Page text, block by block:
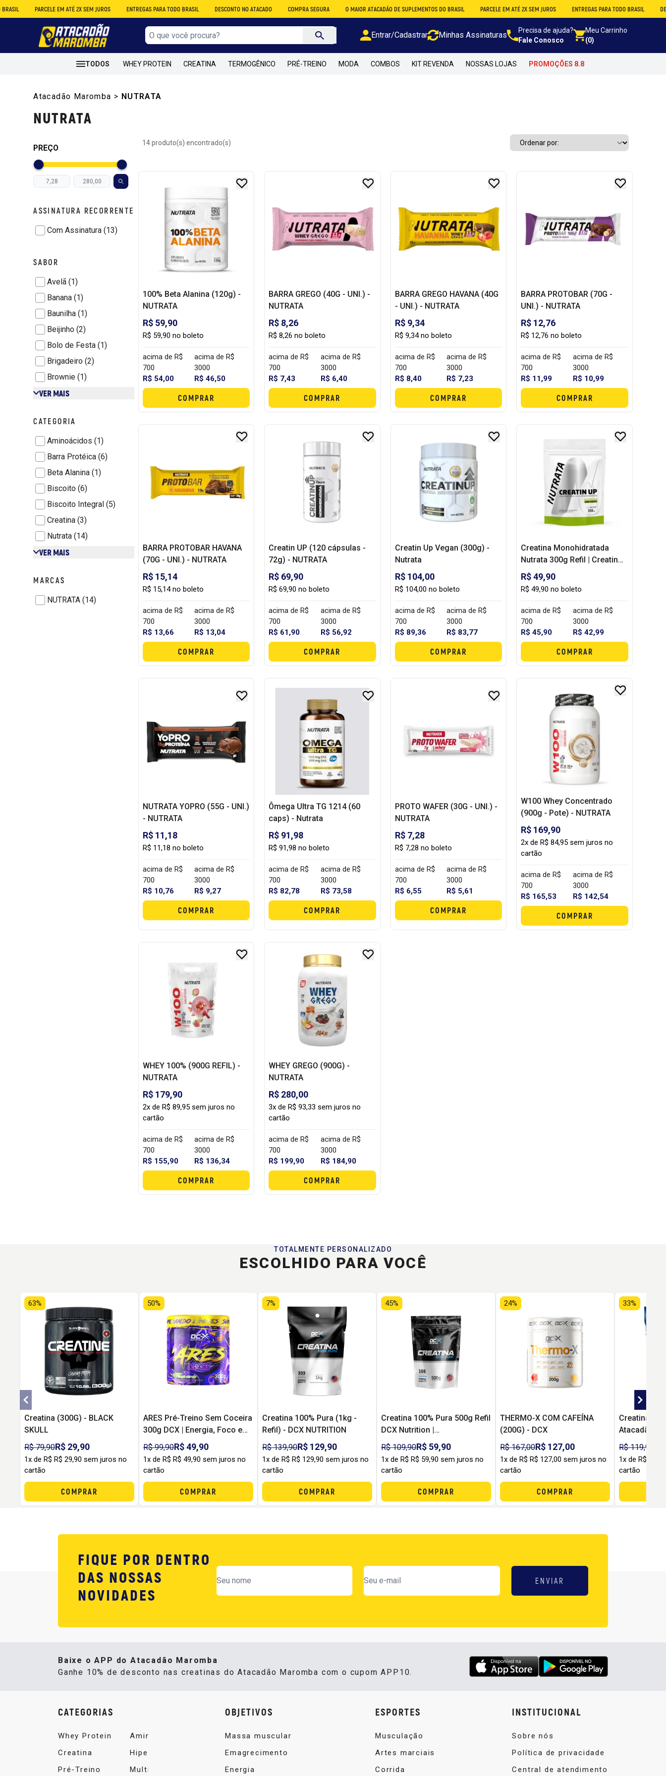
PARCELE EM ATÉ 2X SEM JUROS ENTREGAS PARA TODO BRASIL DESCONTO NO ATACADO COMPRA SEGURA O MAIOR ATACADÃO DE SUPLEMENTOS DO BRASIL PARCELE EM ATÉ 2X SEM JUROS ENTREGAS PARA TODO BRASIL DESCONTO
Entrar/Cadastrar Minhas Assinaturas
Precisa de ajuda?
Fale Conosco
Meu Carrinho
(0)
TODOS WHEY PROTEIN CREATINA TERMOGÊNICO PRÉ-TREINO MODA COMBOS KIT REVENDA NOSSAS LOJAS PROMOÇÕES 8.8
Atacadão Maromba > NUTRATA
NUTRATA
PREÇO
ASSINATURA RECORRENTE
Com Assinatura (13)
SABOR
Avelã (1)
Banana (1)
Baunilha (1)
Beijinho (2)
Bolo de Festa (1)
Brigadeiro (2)
Brownie (1)
VER MAIS
CATEGORIA
Aminoácidos (1)
Barra Protéica (6)
Beta Alanina (1)
Biscoito (6)
Biscoito Integral (5)
Creatina (3)
Nutrata (14)
VER MAIS
MARCAS
NUTRATA (14)
14 produto(s) encontrado(s)
100% Beta Alanina (120g) -
NUTRATA
R$ 59,90
R$ 59,90 no boleto
acima de R$
700
R$ 54,00
acima de R$
3000
R$ 46,50
COMPRAR
BARRA GREGO (40G - UNI.) -
NUTRATA
R$ 8,26
R$ 8,26 no boleto
acima de R$
700
R$ 7,43
acima de R$
3000
R$ 6,40
COMPRAR
BARRA GREGO HAVANA (40G
- UNI.) - NUTRATA
R$ 9,34
R$ 9,34 no boleto
acima de R$
700
R$ 8,40
acima de R$
3000
R$ 7,23
COMPRAR
BARRA PROTOBAR (70G -
UNI.) - NUTRATA
R$ 12,76
R$ 12,76 no boleto
acima de R$
700
R$ 11,99
acima de R$
3000
R$ 10,99
COMPRAR
BARRA PROTOBAR HAVANA
(70G - UNI.) - NUTRATA
R$ 15,14
R$ 15,14 no boleto
acima de R$
700
R$ 13,66
acima de R$
3000
R$ 13,04
COMPRAR
Creatin UP (120 cápsulas -
72g) - NUTRATA
R$ 69,90
R$ 69,90 no boleto
acima de R$
700
R$ 61,90
acima de R$
3000
R$ 56,92
COMPRAR
Creatin Up Vegan (300g) -
Nutrata
R$ 104,00
R$ 104,00 no boleto
acima de R$
700
R$ 89,36
acima de R$
3000
R$ 83,77
COMPRAR
Creatina Monohidratada
Nutrata 300g Refil | Creatin
UP para Rotina de Treino
R$ 49,90
R$ 49,90 no boleto
acima de R$
700
R$ 45,90
acima de R$
3000
R$ 42,99
COMPRAR
NUTRATA YOPRO (55G - UNI.)
- NUTRATA
R$ 11,18
R$ 11,18 no boleto
acima de R$
700
R$ 10,76
acima de R$
3000
R$ 9,27
COMPRAR
Ômega Ultra TG 1214 (60
caps) - Nutrata
R$ 91,98
R$ 91,98 no boleto
acima de R$
700
R$ 82,78
acima de R$
3000
R$ 73,58
COMPRAR
PROTO WAFER (30G - UNI.) -
NUTRATA
R$ 7,28
R$ 7,28 no boleto
acima de R$
700
R$ 6,55
acima de R$
3000
R$ 5,61
COMPRAR
W100 Whey Concentrado
(900g - Pote) - NUTRATA
R$ 169,90
2x de R$ 84,95 sem juros no
cartão
acima de R$
700
R$ 165,53
acima de R$
3000
R$ 142,54
COMPRAR
WHEY 100% (900G REFIL) -
NUTRATA
R$ 179,90
2x de R$ 89,95 sem juros no
cartão
acima de R$
700
R$ 155,90
acima de R$
3000
R$ 136,34
COMPRAR
WHEY GREGO (900G) -
NUTRATA
R$ 280,00
3x de R$ 93,33 sem juros no
cartão
acima de R$
700
R$ 199,90
acima de R$
3000
R$ 184,90
COMPRAR
TOTALMENTE PERSONALIZADO
ESCOLHIDO PARA VOCÊ
Creatina (300G) - BLACK
SKULL
R$ 79,90R$ 29,90
63%
1x de R$ R$ 29,90 sem juros no
cartão
COMPRAR
ARES Pré-Treino Sem Coceira
300g DCX | Energia, Foco e
Pump sem Formigamento
R$ 99,90R$ 49,90
50%
1x de R$ R$ 49,90 sem juros no
cartão
COMPRAR
Creatina 100% Pura (1kg -
Refil) - DCX NUTRITION
R$ 139,90R$ 129,90
7%
1x de R$ R$ 129,90 sem juros no
cartão
COMPRAR
Creatina 100% Pura 500g Refil
DCX Nutrition |
Monohidratada para Força,
Performance e Custo-
Benefício
R$ 109,90R$ 59,90
45%
1x de R$ R$ 59,90 sem juros no
cartão
COMPRAR
THERMO-X COM CAFEÍNA
(200G) - DCX
R$ 167,00R$ 127,00
24%
1x de R$ R$ 127,00 sem juros no
cartão
COMPRAR
Creatina
Atacadão
por Dose
R$ 119,90
33%
1x de R$ R$
cartão
FIQUE POR DENTRO
DAS NOSSAS
NOVIDADES
ENVIAR
Baixe o APP do Atacadão Maromba
Ganhe 10% de desconto nas creatinas do Atacadão Maromba com o cupom APP10.
CATEGORIAS
Whey Protein
Creatina
Pré-Treino
Aminoácidos
Hipercalórico
Multivitamínico
OBJETIVOS
Massa muscular
Emagrecimento
Energia
ESPORTES
Musculação
Artes marciais
Corrida
INSTITUCIONAL
Sobre nós
Política de privacidade
Central de atendimento